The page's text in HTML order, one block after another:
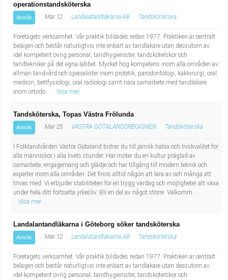
operationstandsköterska
Ansök Mar 12 Landalatandläkarna AB Tandsköterska
Företagets verksamhet: Vår praktik bildades redan 1977. Praktiken är centralt
belägen och består naturligtvis inte enbart av tandläkare utan dessutom av
idel kompetent övrig personal; tandhygienister, tandsköterskor och
tandtekniker på det egna labbet. Mycket hög kompetens inom alla områden av
allmän tandvård och specialister inom protetik, parodontologi, käkkirurgi, oral
medicin, bettfysiologi, oral radiologi samt nära samarbete med tandläkare
inom ortodo...
Visa mer
Tandsköterska, Topas Västra Frölunda
Ansök Mar 25 VÄSTRA GÖTALANDSREGIONEN Tandsköterska
I Folktandvården Västra Götaland bidrar du till jämlik hälsa och livskvalitet för
alla människor i alla livets stunder. Här möter du en kultur präglad av
samarbete, engagemang och glädje och har tillgång till modern teknik och
experter inom alla områden. Det finns alltid någon att lära av och många att
trivas med. Vi erbjuder stabiliteten för en trygg vardag och möjligheter att växa
under hela ditt fortsatta yrkesliv. Bli en del av något större. Välkomm...
Visa mer
Landalantandläkarna i Göteborg söker tandsköterska
Ansök Mar 12 Landalatandläkarna AB Tandsköterska
Företagets verksamhet: Vår praktik bildades redan 1977. Praktiken är centralt
belägen och består naturligtvis inte enbart av tandläkare utan dessutom av
idel kompetent övrig personal; tandhygienister, tandsköterskor och